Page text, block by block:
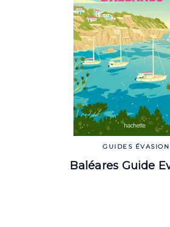
GUIDES ÉVASION
Baléares Guide